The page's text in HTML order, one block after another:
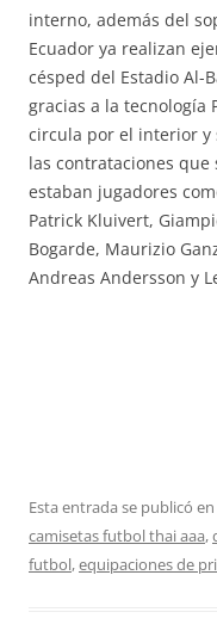
interno, además del
Ecuador ya realizan
césped del Estadio Al-
gracias a la tecnología
circula por el interior y
las contrataciones
estaban jugadores
Patrick Kluivert,
Bogarde, Maurizio
Andreas Andersson y
Esta entrada se publicó en
camisetas futbol thai aaa,
futbol,equipaciones de